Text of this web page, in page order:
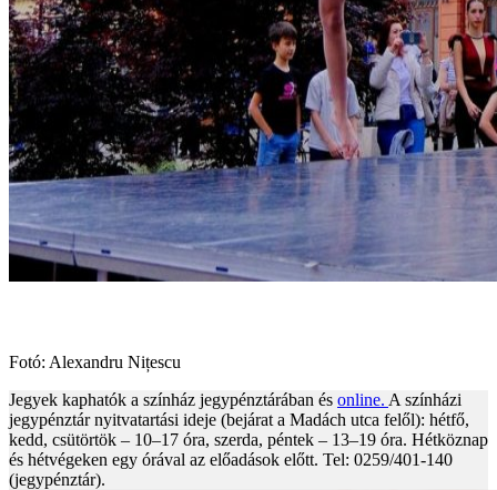
Fotó: Alexandru Nițescu
Jegyek kaphatók a színház jegypénztárában és online. A színházi
jegypénztár nyitvatartási ideje (bejárat a Madách utca felől): hétfő,
kedd, csütörtök – 10–17 óra, szerda, péntek – 13–19 óra. Hétköznap
és hétvégeken egy órával az előadások előtt. Tel: 0259/401-140
(jegypénztár).